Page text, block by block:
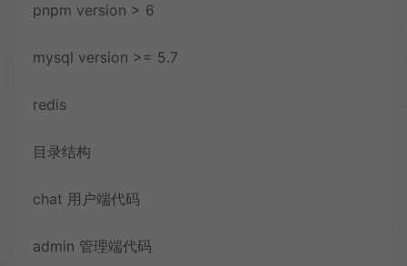
pnpm version > 6
mysql version >= 5.7
redis
目录结构
chat 用户端代码
admin 管理端代码